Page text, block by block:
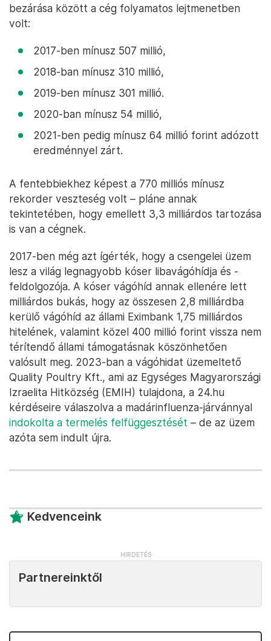
bezárása között a cég folyamatos lejtmenetben
volt:
2017-ben mínusz 507 millió,
2018-ban mínusz 310 millió,
2019-ben mínusz 301 millió.
2020-ban mínusz 54 millió,
2021-ben pedig mínusz 64 millió forint adózott
eredménnyel zárt.
A fentebbiekhez képest a 770 milliós mínusz
rekorder veszteség volt – pláne annak
tekintetében, hogy emellett 3,3 milliárdos tartozása
is van a cégnek.
2017-ben még azt ígérték, hogy a csengelei üzem
lesz a világ legnagyobb kóser libavágóhídja és -
feldolgozója. A kóser vágóhíd annak ellenére lett
milliárdos bukás, hogy az összesen 2,8 milliárdba
kerülő vágóhíd az állami Eximbank 1,75 milliárdos
hitelének, valamint közel 400 millió forint vissza nem
térítendő állami támogatásnak köszönhetően
valósult meg. 2023-ban a vágóhidat üzemeltető
Quality Poultry Kft., ami az Egységes Magyarországi
Izraelita Hitközség (EMIH) tulajdona, a 24.hu
kérdéseire válaszolva a madárinfluenza-járvánnyal
indokolta a termelés felfüggesztését – de az üzem
azóta sem indult újra.
Kedvenceink
Partnereinktől